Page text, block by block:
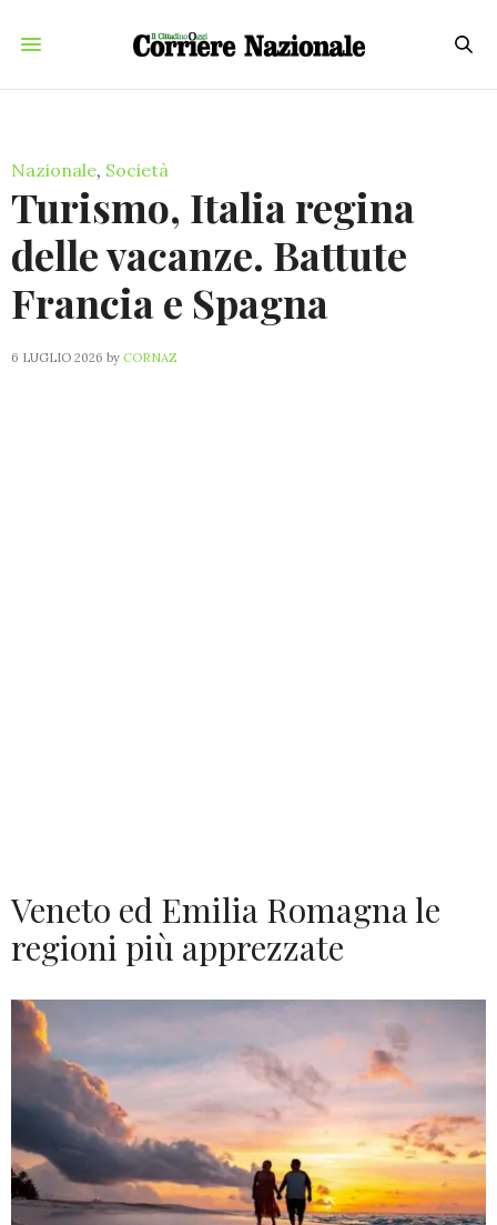
Nazionale, Società
Turismo, Italia regina
delle vacanze. Battute
Francia e Spagna
6 LUGLIO 2026 by CORNAZ
Veneto ed Emilia Romagna le
regioni più apprezzate